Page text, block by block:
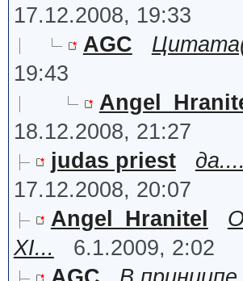
17.12.2008, 19:33
AGC
19:43
18.12.2008, 21:27
judas priest
17.12.2008, 20:07
Angel_Hranitel
XI...
6.1.2009, 2:02